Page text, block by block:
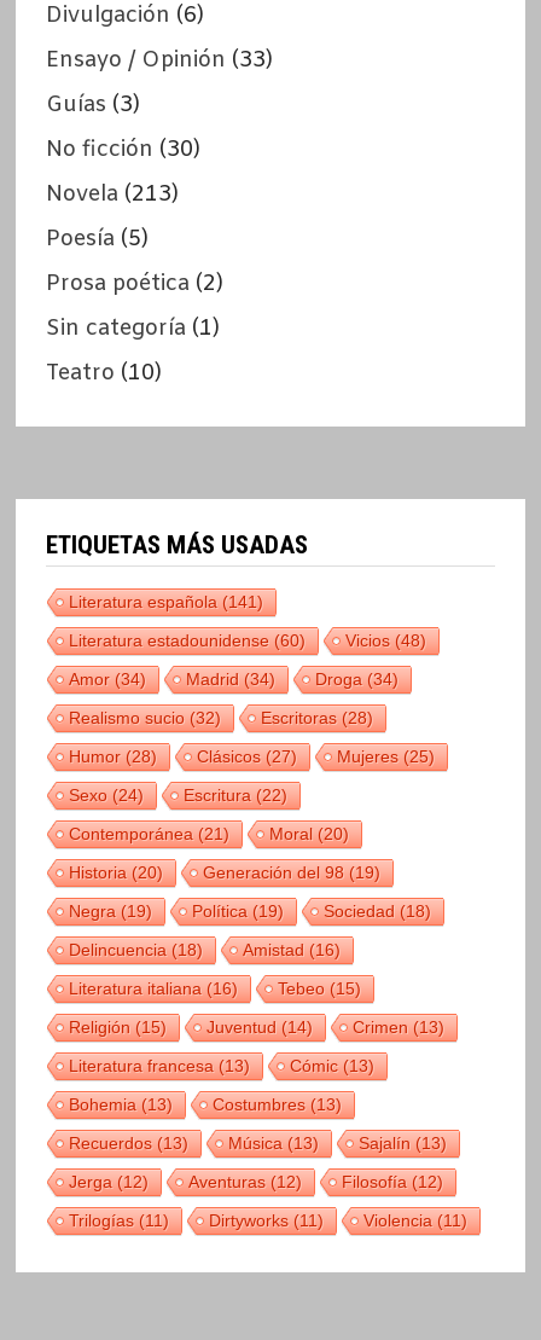
Divulgación (6)
Ensayo / Opinión (33)
Guías (3)
No ficción (30)
Novela (213)
Poesía (5)
Prosa poética (2)
Sin categoría (1)
Teatro (10)
ETIQUETAS MÁS USADAS
Literatura española(141)
Literatura estadounidense(60) Vicios(48)
Amor(34) Madrid(34) Droga(34)
Realismo sucio(32) Escritoras(28)
Humor(28) Clásicos(27) Mujeres(25)
Sexo(24) Escritura(22)
Contemporánea(21) Moral(20)
Historia(20) Generación del 98(19)
Negra(19) Política(19) Sociedad(18)
Delincuencia(18) Amistad(16)
Literatura italiana(16) Tebeo(15)
Religión(15) Juventud(14) Crimen(13)
Literatura francesa(13) Cómic(13)
Bohemia(13) Costumbres(13)
Recuerdos(13) Música(13) Sajalín(13)
Jerga(12) Aventuras(12) Filosofía(12)
Trilogías(11) Dirtyworks(11) Violencia(11)